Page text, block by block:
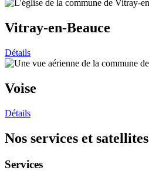
Vitray-en-Beauce
Détails
Voise
Détails
Nos services et satellites
Services